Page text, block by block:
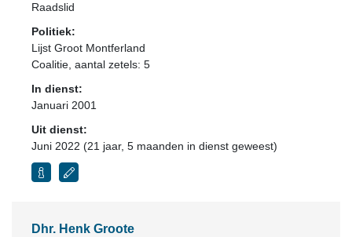
Raadslid
Politiek:
Lijst Groot Montferland
Coalitie , aantal zetels: 5
In dienst:
Januari 2001
Uit dienst:
Juni 2022 (21 jaar, 5 maanden in dienst geweest)
Dhr. Henk Groote